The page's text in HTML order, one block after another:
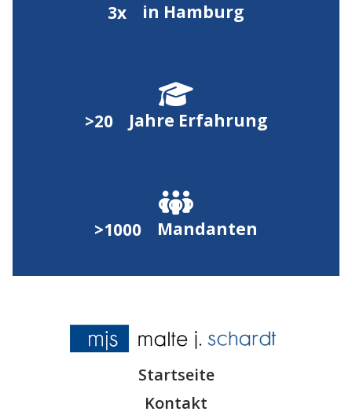
3x in Hamburg

>20 Jahre Erfahrung

>1000 Mandanten
Startseite
Kontakt